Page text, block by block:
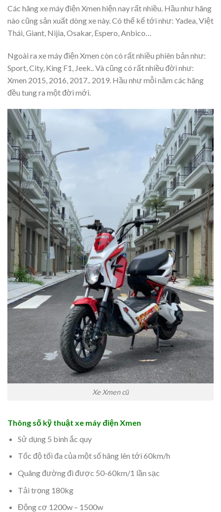
Các hãng xe máy điện Xmen hiện nay rất nhiều. Hầu như hãng
nào cũng sản xuất dòng xe này. Có thể kể tới như: Yadea, Việt
Thái, Giant, Nijia, Osakar, Espero, Anbico…
Ngoài ra xe máy điện Xmen còn có rất nhiều phiên bản như:
Sport, City, King F1, Jeek.. Và cũng có rất nhiều đời như:
Xmen 2015, 2016, 2017.. 2019. Hầu như mỗi năm các hãng
đều tung ra một đời mới.
Xe Xmen cũ
Thông số kỹ thuật xe máy điện Xmen
Sử dụng 5 bình ắc quy
Tốc độ tối đa của một số hãng lên tới 60km/h
Quãng đường đi được 50-60km/1 lần sạc
Tải trọng 180kg
Động cơ 1200w – 1500w